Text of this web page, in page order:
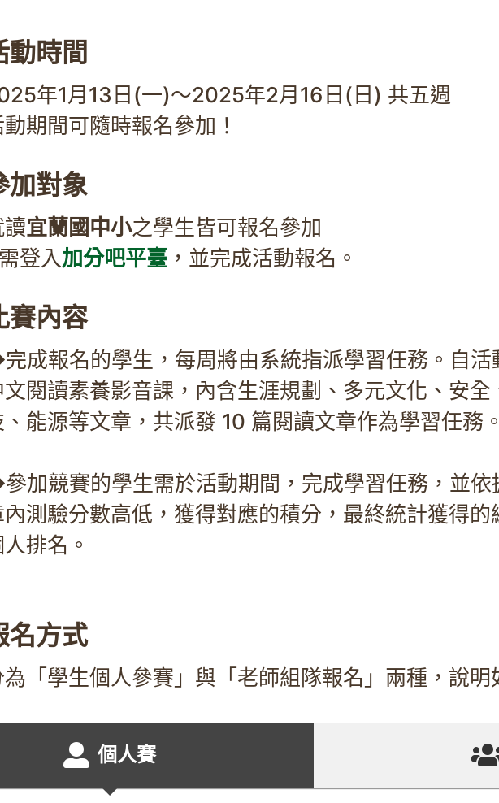
動時間
年1月13日(一)～2025年2月16日(日) 共五週
動期間可隨時報名參加！
加對象
讀宜蘭國中小之學生皆可報名參加
登入加分吧平臺 ，並完成活動報名。
賽內容
成報名的學生，每周將由系統指派學習任務。自
文閱讀素養影音課，內含生涯規劃、多元文化、安
、能源等文章，共派發 10 篇閱讀文章作為學習任務
加競賽的學生需於活動期間，完成學習任務，並依
內測驗分數高低，獲得對應的積分，最終統計獲得
排名。
名方式
為「學生個人參賽」與「老師組隊報名」兩種，說明
個人賽